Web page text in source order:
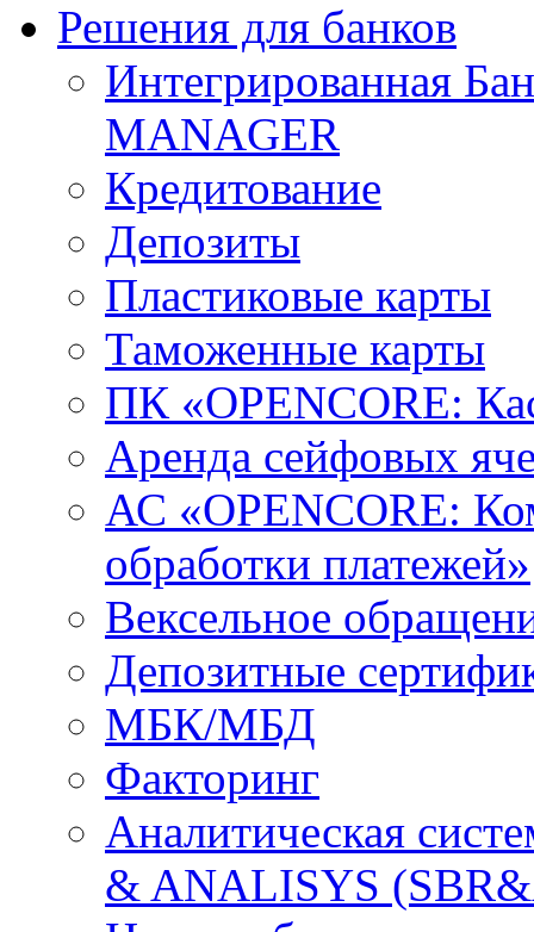
Решения для банков
Интегрированная
MANAGER
Кредитование
Депозиты
Пластиковые карты
Таможенные карты
ПК «OPENCORE:
Аренда сейфовых
АС «OPENCORE:
обработки платежей»
Вексельное
Депозитные
МБК/МБД
Факторинг
Аналитическая
& ANALISYS